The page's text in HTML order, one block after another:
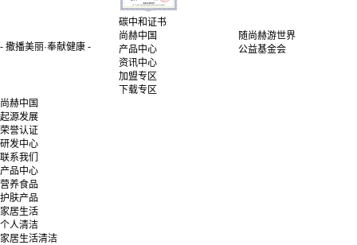
碳中和证书
- 撒播美丽·奉献健康 -
尚赫中国
产品中心
资讯中心
加盟专区
下载专区
随尚赫游世界
公益基金会
尚赫中国
起源发展
荣誉认证
研发中心
联系我们
产品中心
营养食品
护肤产品
家居生活
个人清洁
家居生活清洁